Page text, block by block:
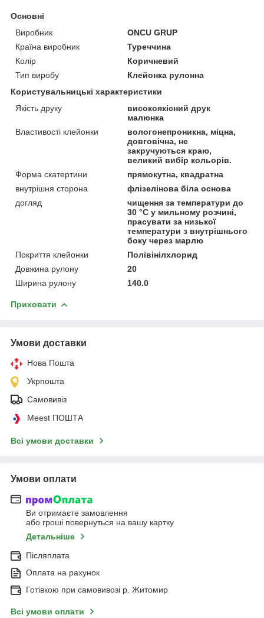
Основні
Виробник
ONCU GRUP
Країна виробник
Туреччина
Колір
Коричневий
Тип виробу
Клейонка рулонна
Користувальницькі характеристики
Якість друку
високоякісний друк
малюнка
Властивості клейонки
вологонепроникна, міцна,
довговічна, не
закручуються краю,
великий вибір кольорів.
Форма скатертини
прямокутна, квадратна
внутрішня сторона
флізелінова біла основа
догляд
чищення за температури до
30 °C у мильному розчині,
прасувати за низької
температури з внутрішнього
боку через марлю
Покриття клейонки
Полівінілхлорид
Довжина рулону
20
Ширина рулону
140.0
Приховати
Умови доставки
Нова Пошта
Укрпошта
Самовивіз
Meest ПОШТА
Всі умови доставки
Умови оплати
Ви отримаєте замовлення
або гроші повернуться на вашу картку
Детальніше
Післяплата
Оплата на рахунок
Готівкою при самовивозі р. Житомир
Всі умови оплати